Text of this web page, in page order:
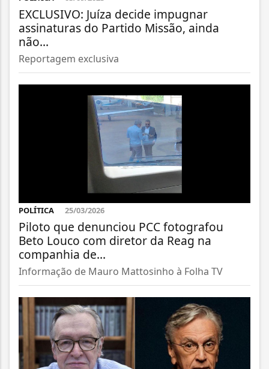
EXCLUSIVO: Juíza decide impugnar
assinaturas do Partido Missão, ainda
não...
Reportagem exclusiva
POLÍTICA 25/03/2026
Piloto que denunciou PCC fotografou
Beto Louco com diretor da Reag na
companhia de...
Informação de Mauro Mattosinho à Folha TV